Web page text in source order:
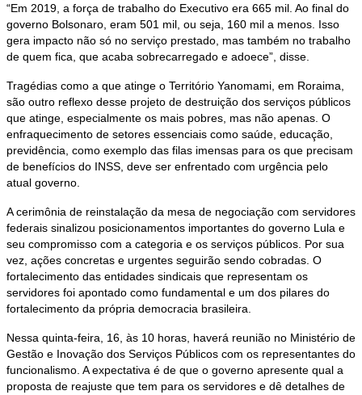
“Em 2019, a força de trabalho do Executivo era 665 mil. Ao final do
governo Bolsonaro, eram 501 mil, ou seja, 160 mil a menos. Isso
gera impacto não só no serviço prestado, mas também no trabalho
de quem fica, que acaba sobrecarregado e adoece”, disse.
Tragédias como a que atinge o Território Yanomami, em Roraima,
são outro reflexo desse projeto de destruição dos serviços públicos
que atinge, especialmente os mais pobres, mas não apenas. O
enfraquecimento de setores essenciais como saúde, educação,
previdência, como exemplo das filas imensas para os que precisam
de benefícios do INSS, deve ser enfrentado com urgência pelo
atual governo.
A cerimônia de reinstalação da mesa de negociação com servidores
federais sinalizou posicionamentos importantes do governo Lula e
seu compromisso com a categoria e os serviços públicos. Por sua
vez, ações concretas e urgentes seguirão sendo cobradas. O
fortalecimento das entidades sindicais que representam os
servidores foi apontado como fundamental e um dos pilares do
fortalecimento da própria democracia brasileira.
Nessa quinta-feira, 16, às 10 horas, haverá reunião no Ministério de
Gestão e Inovação dos Serviços Públicos com os representantes do
funcionalismo. A expectativa é de que o governo apresente qual a
proposta de reajuste que tem para os servidores e dê detalhes de